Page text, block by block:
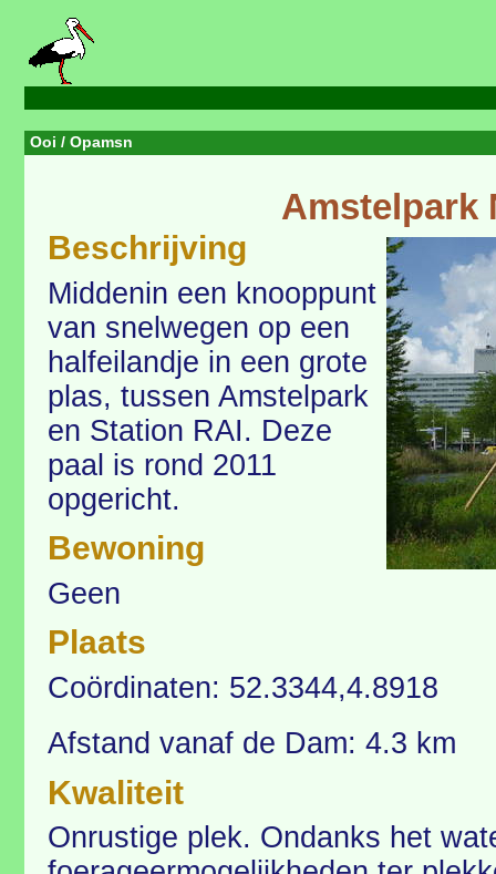
Ooi / Opamsn
Amstelpark
Beschrijving
Middenin een knooppunt
van snelwegen op een
halfeilandje in een grote
plas, tussen Amstelpark
en Station RAI. Deze
paal is rond 2011
opgericht.
Bewoning
Geen
Plaats
Coördinaten: 52.3344,4.8918
Afstand vanaf de Dam: 4.3 km
Kwaliteit
Onrustige plek. Ondanks het